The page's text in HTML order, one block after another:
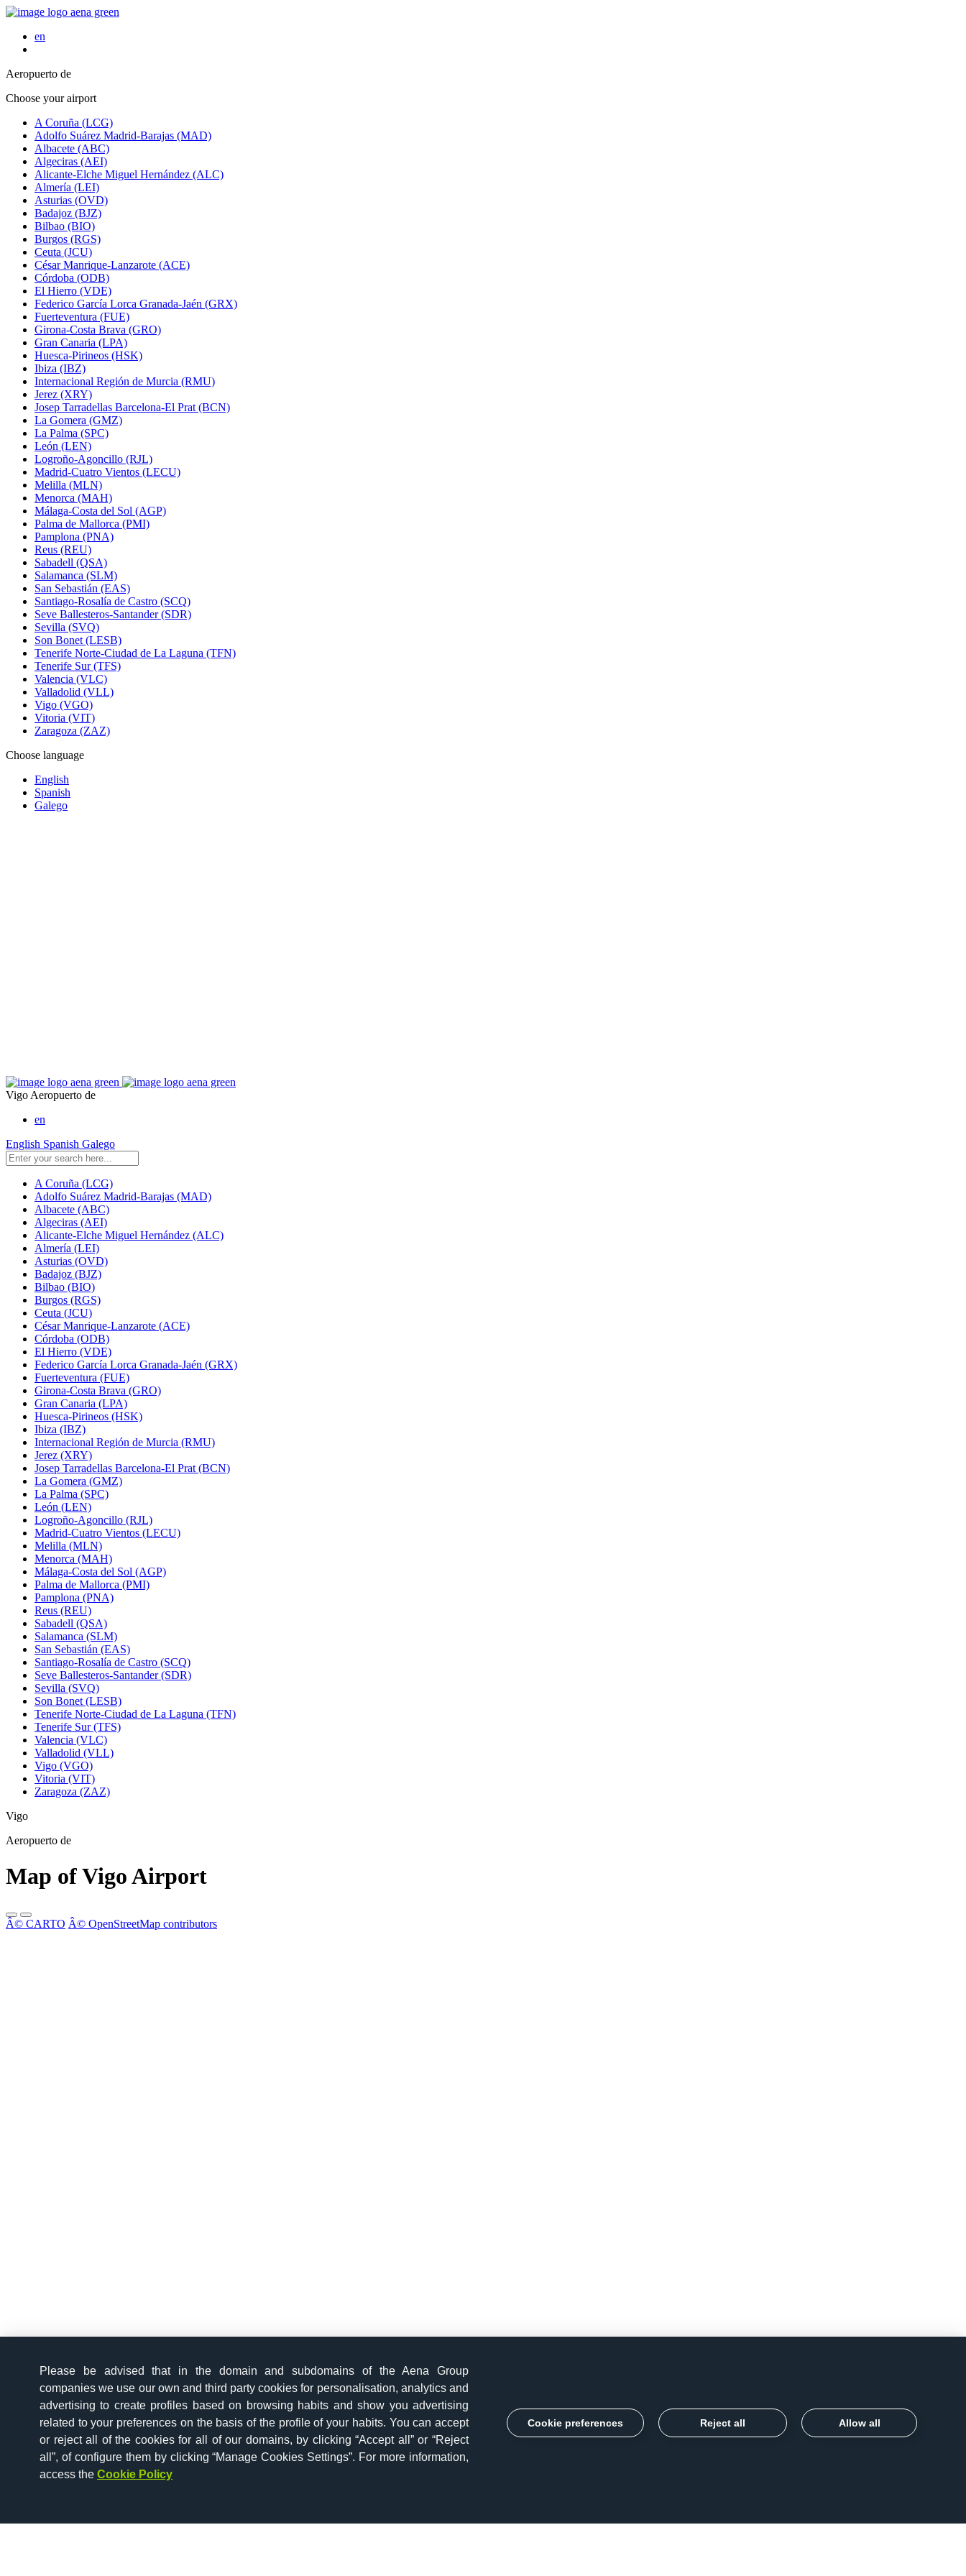
en
Aeropuerto de
Choose your airport
A Coruña (LCG)
Adolfo Suárez Madrid-Barajas (MAD)
Albacete (ABC)
Algeciras (AEI)
Alicante-Elche Miguel Hernández (ALC)
Almería (LEI)
Asturias (OVD)
Badajoz (BJZ)
Bilbao (BIO)
Burgos (RGS)
Ceuta (JCU)
César Manrique-Lanzarote (ACE)
Córdoba (ODB)
El Hierro (VDE)
Federico García Lorca Granada-Jaén (GRX)
Fuerteventura (FUE)
Girona-Costa Brava (GRO)
Gran Canaria (LPA)
Huesca-Pirineos (HSK)
Ibiza (IBZ)
Internacional Región de Murcia (RMU)
Jerez (XRY)
Josep Tarradellas Barcelona-El Prat (BCN)
La Gomera (GMZ)
La Palma (SPC)
León (LEN)
Logroño-Agoncillo (RJL)
Madrid-Cuatro Vientos (LECU)
Melilla (MLN)
Menorca (MAH)
Málaga-Costa del Sol (AGP)
Palma de Mallorca (PMI)
Pamplona (PNA)
Reus (REU)
Sabadell (QSA)
Salamanca (SLM)
San Sebastián (EAS)
Santiago-Rosalía de Castro (SCQ)
Seve Ballesteros-Santander (SDR)
Sevilla (SVQ)
Son Bonet (LESB)
Tenerife Norte-Ciudad de La Laguna (TFN)
Tenerife Sur (TFS)
Valencia (VLC)
Valladolid (VLL)
Vigo (VGO)
Vitoria (VIT)
Zaragoza (ZAZ)
Choose language
English
Spanish
Galego
Vigo Aeropuerto de
en
English Spanish Galego
A Coruña (LCG)
Adolfo Suárez Madrid-Barajas (MAD)
Albacete (ABC)
Algeciras (AEI)
Alicante-Elche Miguel Hernández (ALC)
Almería (LEI)
Asturias (OVD)
Badajoz (BJZ)
Bilbao (BIO)
Burgos (RGS)
Ceuta (JCU)
César Manrique-Lanzarote (ACE)
Córdoba (ODB)
El Hierro (VDE)
Federico García Lorca Granada-Jaén (GRX)
Fuerteventura (FUE)
Girona-Costa Brava (GRO)
Gran Canaria (LPA)
Huesca-Pirineos (HSK)
Ibiza (IBZ)
Internacional Región de Murcia (RMU)
Jerez (XRY)
Josep Tarradellas Barcelona-El Prat (BCN)
La Gomera (GMZ)
La Palma (SPC)
León (LEN)
Logroño-Agoncillo (RJL)
Madrid-Cuatro Vientos (LECU)
Melilla (MLN)
Menorca (MAH)
Málaga-Costa del Sol (AGP)
Palma de Mallorca (PMI)
Pamplona (PNA)
Reus (REU)
Sabadell (QSA)
Salamanca (SLM)
San Sebastián (EAS)
Santiago-Rosalía de Castro (SCQ)
Seve Ballesteros-Santander (SDR)
Sevilla (SVQ)
Son Bonet (LESB)
Tenerife Norte-Ciudad de La Laguna (TFN)
Tenerife Sur (TFS)
Valencia (VLC)
Valladolid (VLL)
Vigo (VGO)
Vitoria (VIT)
Zaragoza (ZAZ)
Vigo
Aeropuerto de
Map of Vigo Airport
Â© CARTO Â© OpenStreetMap contributors
Please be advised that in the domain and subdomains of the Aena Group
companies we use our own and third party cookies for personalisation, analytics and
advertising to create profiles based on browsing habits and show you advertising
related to your preferences on the basis of the profile of your habits. You can accept
or reject all of the cookies for all of our domains, by clicking “Accept all” or “Reject
all”, of configure them by clicking “Manage Cookies Settings”. For more information,
access the Cookie Policy
Cookie preferences Reject all Allow all